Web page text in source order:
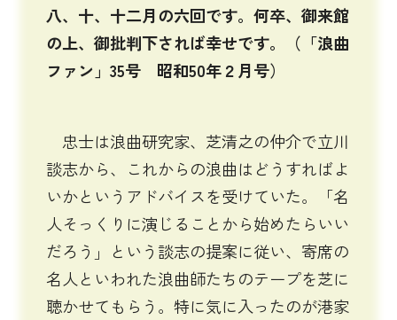
八、十、十二月の六回です。何卒、御来館
の上、御批判下されば幸せです。（「浪曲
ファン」35号 昭和50年２月号）
忠士は浪曲研究家、芝清之の仲介で立川
談志から、これからの浪曲はどうすればよ
いかというアドバイスを受けていた。「名
人そっくりに演じることから始めたらいい
だろう」という談志の提案に従い、寄席の
名人といわれた浪曲師たちのテープを芝に
聴かせてもらう。特に気に入ったのが港家